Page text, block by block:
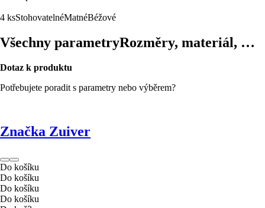
4 ksStohovatelnéMatnéBéžové
Všechny parametryRozměry, materiál, …
Dotaz k produktu
Potřebujete poradit s parametry nebo výběrem?
Značka Zuiver
Do košíku
Do košíku
Do košíku
Do košíku